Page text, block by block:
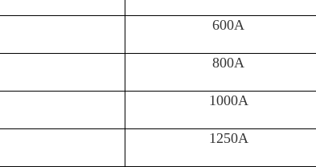
600A
800A
1000A
1250A